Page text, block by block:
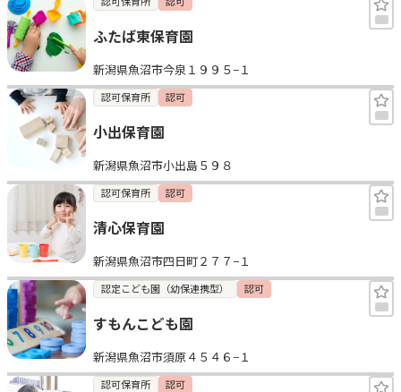
ふたば東保育園
新潟県魚沼市今泉１９９５−１
認可保育所 認可
小出保育園
新潟県魚沼市小出島５９８
認可保育所 認可
清心保育園
新潟県魚沼市四日町２７７−１
認定こども園（幼保連携型） 認可
すもんこども園
新潟県魚沼市須原４５４６−１
認可保育所 認可